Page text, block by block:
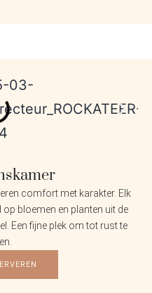
comfort met karakter. Elk
bloemen en planten uit de
Een fijne plek om tot rust te